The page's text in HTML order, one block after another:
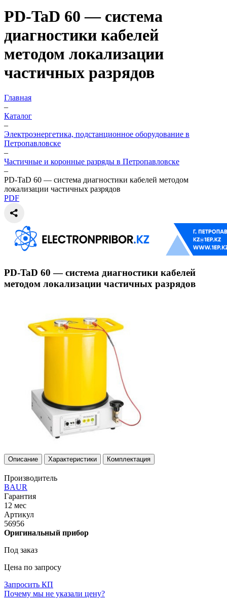
PD-TaD 60 — система
диагностики кабелей
методом локализации
частичных разрядов
Главная
–
Каталог
–
Электроэнергетика, подстанционное оборудование в
Петропавловске
–
Частичные и коронные разряды в Петропавловске
–
PD-TaD 60 — система диагностики кабелей методом
локализации частичных разрядов
PDF
PD-TaD 60 — система диагностики кабелей
методом локализации частичных разрядов
Описание Характеристики Комплектация
Производитель
BAUR
Гарантия
12 мес
Артикул
56956
Оригинальный прибор
Под заказ
Цена по запросу
Запросить КП
Почему мы не указали цену?